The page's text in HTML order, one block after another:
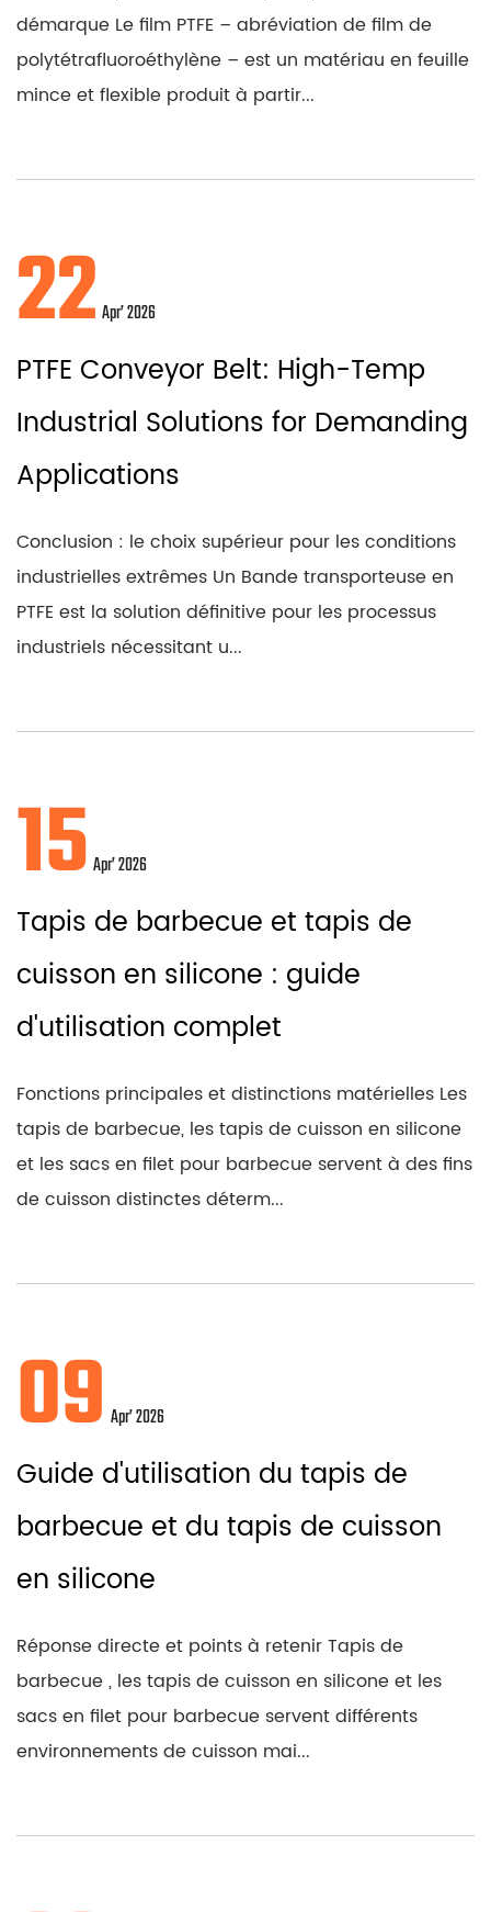
démarque Le film PTFE – abréviation de film de
polytétrafluoroéthylène – est un matériau en feuille
mince et flexible produit à partir...
22 Apr’ 2026
PTFE Conveyor Belt: High-Temp
Industrial Solutions for Demanding
Applications
Conclusion : le choix supérieur pour les conditions
industrielles extrêmes Un Bande transporteuse en
PTFE est la solution définitive pour les processus
industriels nécessitant u...
15 Apr’ 2026
Tapis de barbecue et tapis de
cuisson en silicone : guide
d'utilisation complet
Fonctions principales et distinctions matérielles Les
tapis de barbecue, les tapis de cuisson en silicone
et les sacs en filet pour barbecue servent à des fins
de cuisson distinctes déterm...
09 Apr’ 2026
Guide d'utilisation du tapis de
barbecue et du tapis de cuisson
en silicone
Réponse directe et points à retenir Tapis de
barbecue , les tapis de cuisson en silicone et les
sacs en filet pour barbecue servent différents
environnements de cuisson mai...